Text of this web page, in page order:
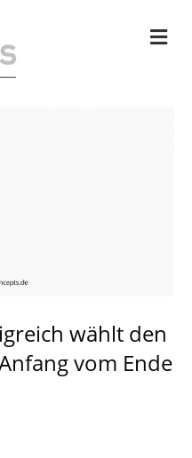
wählt den
vom Ende